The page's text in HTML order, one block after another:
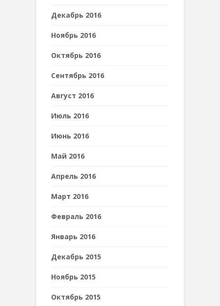
Декабрь 2016
Ноябрь 2016
Октябрь 2016
Сентябрь 2016
Август 2016
Июль 2016
Июнь 2016
Май 2016
Апрель 2016
Март 2016
Февраль 2016
Январь 2016
Декабрь 2015
Ноябрь 2015
Октябрь 2015